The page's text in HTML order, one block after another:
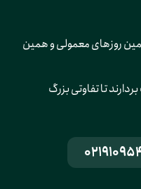
از دل همین روزهای معمولی و همین
تا تفاوتی بزرگ